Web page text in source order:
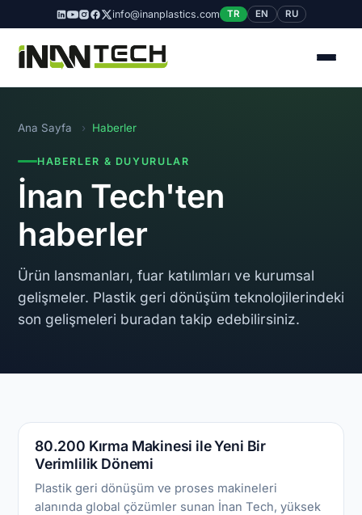
info@inanplastics.com TR EN RU
Ana Sayfa › Haberler
HABERLER & DUYURULAR
İnan Tech'ten
haberler
Ürün lansmanları, fuar katılımları ve kurumsal
gelişmeler. Plastik geri dönüşüm teknolojilerindeki
son gelişmeleri buradan takip edebilirsiniz.
80.200 Kırma Makinesi ile Yeni Bir
Verimlilik Dönemi
Plastik geri dönüşüm ve proses makineleri
alanında global çözümler sunan İnan Tech, yüksek